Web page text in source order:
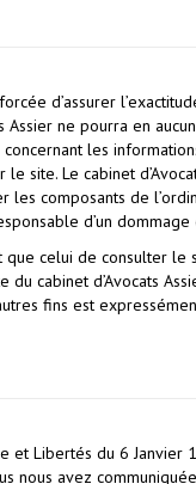
d’assurer
Assier ne pourra en
les
le site. Le cabinet
composants de
d’un
que celui de consulter
du cabinet d’Avocats
fins est
Libertés du 6 Janvier
nous avez